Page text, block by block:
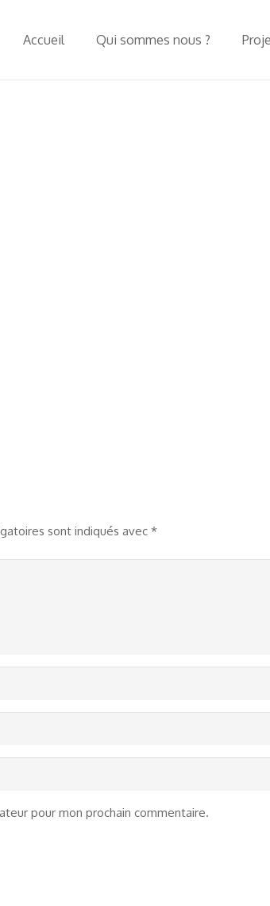
Accueil Qui sommes nous ?
sont indiqués avec *
pour mon prochain commentaire.